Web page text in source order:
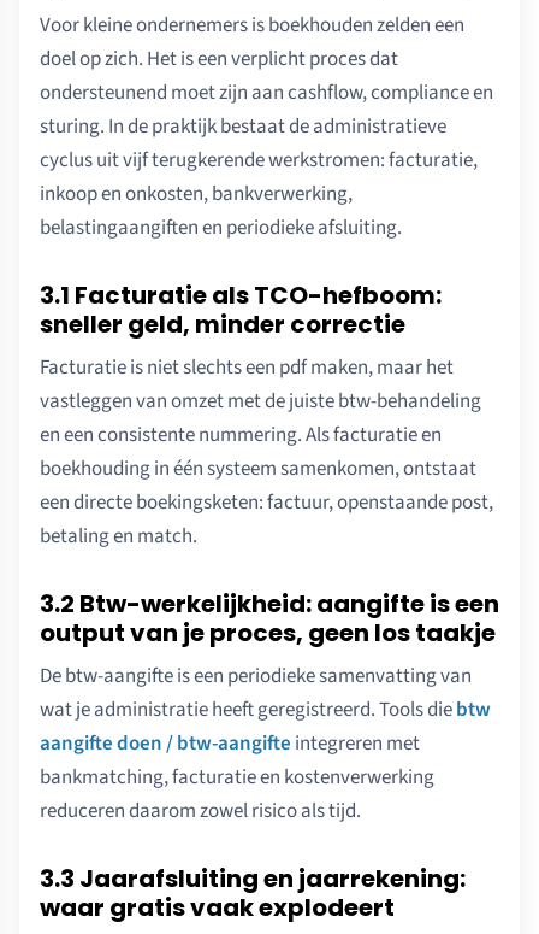
Voor kleine ondernemers is boekhouden zelden een
doel op zich. Het is een verplicht proces dat
ondersteunend moet zijn aan cashflow, compliance en
sturing. In de praktijk bestaat de administratieve
cyclus uit vijf terugkerende werkstromen: facturatie,
inkoop en onkosten, bankverwerking,
belastingaangiften en periodieke afsluiting.
3.1 Facturatie als TCO-hefboom:
sneller geld, minder correctie
Facturatie is niet slechts een pdf maken, maar het
vastleggen van omzet met de juiste btw-behandeling
en een consistente nummering. Als facturatie en
boekhouding in één systeem samenkomen, ontstaat
een directe boekingsketen: factuur, openstaande post,
betaling en match.
3.2 Btw-werkelijkheid: aangifte is een
output van je proces, geen los taakje
De btw-aangifte is een periodieke samenvatting van
wat je administratie heeft geregistreerd. Tools diebtw
aangifte doen / btw-aangifte integreren met
bankmatching, facturatie en kostenverwerking
reduceren daarom zowel risico als tijd.
3.3 Jaarafsluiting en jaarrekening:
waar gratis vaak explodeert